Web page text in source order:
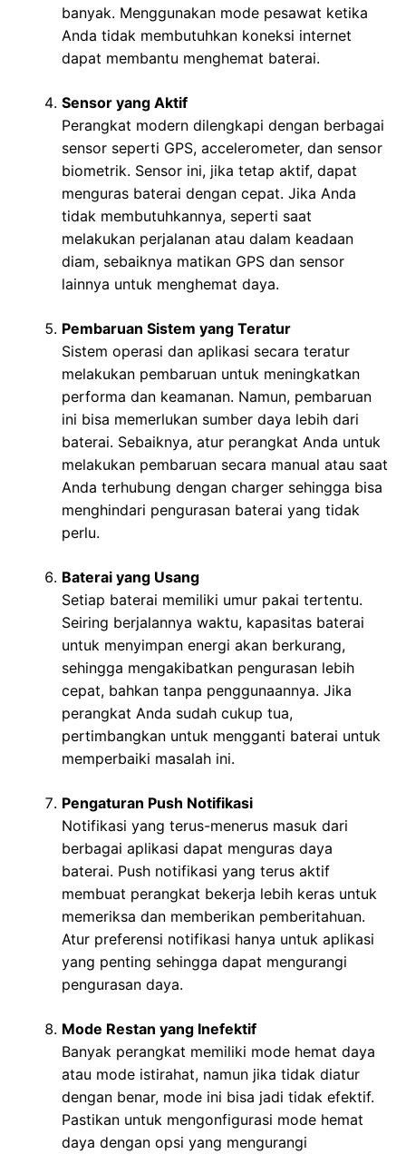
banyak. Menggunakan mode pesawat ketika
Anda tidak membutuhkan koneksi internet
dapat membantu menghemat baterai.
Sensor yang Aktif
Perangkat modern dilengkapi dengan berbagai
sensor seperti GPS, accelerometer, dan sensor
biometrik. Sensor ini, jika tetap aktif, dapat
menguras baterai dengan cepat. Jika Anda
tidak membutuhkannya, seperti saat
melakukan perjalanan atau dalam keadaan
diam, sebaiknya matikan GPS dan sensor
lainnya untuk menghemat daya.
Pembaruan Sistem yang Teratur
Sistem operasi dan aplikasi secara teratur
melakukan pembaruan untuk meningkatkan
performa dan keamanan. Namun, pembaruan
ini bisa memerlukan sumber daya lebih dari
baterai. Sebaiknya, atur perangkat Anda untuk
melakukan pembaruan secara manual atau saat
Anda terhubung dengan charger sehingga bisa
menghindari pengurasan baterai yang tidak
perlu.
Baterai yang Usang
Setiap baterai memiliki umur pakai tertentu.
Seiring berjalannya waktu, kapasitas baterai
untuk menyimpan energi akan berkurang,
sehingga mengakibatkan pengurasan lebih
cepat, bahkan tanpa penggunaannya. Jika
perangkat Anda sudah cukup tua,
pertimbangkan untuk mengganti baterai untuk
memperbaiki masalah ini.
Pengaturan Push Notifikasi
Notifikasi yang terus-menerus masuk dari
berbagai aplikasi dapat menguras daya
baterai. Push notifikasi yang terus aktif
membuat perangkat bekerja lebih keras untuk
memeriksa dan memberikan pemberitahuan.
Atur preferensi notifikasi hanya untuk aplikasi
yang penting sehingga dapat mengurangi
pengurasan daya.
Mode Restan yang Inefektif
Banyak perangkat memiliki mode hemat daya
atau mode istirahat, namun jika tidak diatur
dengan benar, mode ini bisa jadi tidak efektif.
Pastikan untuk mengonfigurasi mode hemat
daya dengan opsi yang mengurangi